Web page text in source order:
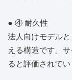
● ④ 耐久性
法人向けモデル
える構造です。
ると評価されてい